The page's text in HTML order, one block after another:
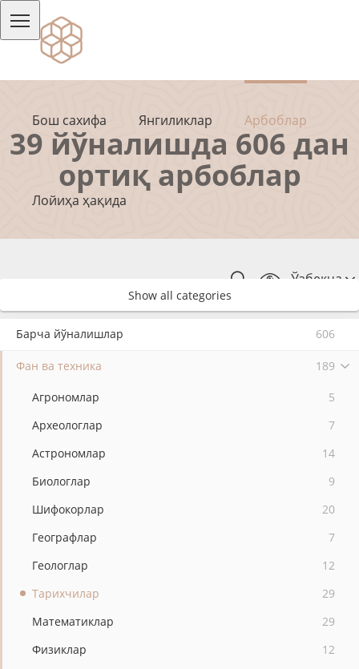
Бош сахифа Янгиликлар Арбоблар
Лойиҳа ҳақида
Ўзбекча
39 йўналишда 606 дан
ортиқ арбоблар
Show all categories
Барча йўналишлар 606
Фан ва техника 189
Агрономлар
5
Археологлар
7
Астрономлар
14
Биологлар
9
Шифокорлар
20
Географлар
7
Геологлар
12
Тарихчилар
29
Математиклар
29
Физиклар
12